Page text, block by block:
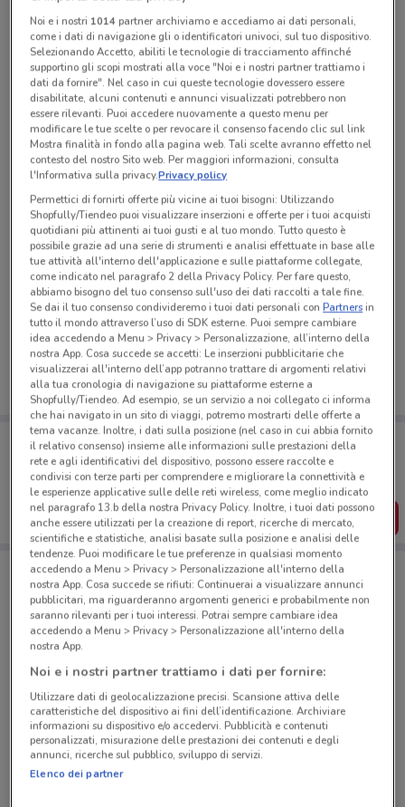
Tutte le promozioni di questo negozio
Ci dispiace, al momento non abbiamo pubblicato
volantini nella tua zona. Riprova più tardi.
Porta DoveConviene sempre con te!
Puoi trovare le migliori offerte dei negozi vicino a te,
salvarle e creare la tua lista del risparmio, comodamente
dal tuo cellulare.
SCARICA L’APP
Negozi Carrefour Express a San Donato Milanese
© MapTiler © OpenStreetMap contributors
Via Orti Farnesina, 83 Roma
1.1 km
APERTO
Noi e i nostri 1014partner archiviamo e accediamo ai dati personali,
come i dati di navigazione gli o identificatori univoci, sul tuo dispositivo.
Selezionando Accetto, abiliti le tecnologie di tracciamento affinché
supportino gli scopi mostrati alla voce "Noi e i nostri partner trattiamo i
dati da fornire". Nel caso in cui queste tecnologie dovessero essere
disabilitate, alcuni contenuti e annunci visualizzati potrebbero non
essere rilevanti. Puoi accedere nuovamente a questo menu per
modificare le tue scelte o per revocare il consenso facendo clic sul link
Mostra finalità in fondo alla pagina web. Tali scelte avranno effetto nel
contesto del nostro Sito web. Per maggiori informazioni, consulta
l'Informativa sulla privacy.Privacy policy
Permettici di fornirti offerte più vicine ai tuoi bisogni: Utilizzando
Shopfully/Tiendeo puoi visualizzare inserzioni e offerte per i tuoi acquisti
quotidiani più attinenti ai tuoi gusti e al tuo mondo. Tutto questo è
possibile grazie ad una serie di strumenti e analisi effettuate in base alle
tue attività all'interno dell'applicazione e sulle piattaforme collegate,
come indicato nel paragrafo 2 della Privacy Policy. Per fare questo,
abbiamo bisogno del tuo consenso sull'uso dei dati raccolti a tale fine.
Se dai il tuo consenso condivideremo i tuoi dati personali conPartnersin
tutto il mondo attraverso l’uso di SDK esterne. Puoi sempre cambiare
idea accedendo a Menu > Privacy > Personalizzazione, all’interno della
nostra App. Cosa succede se accetti: Le inserzioni pubblicitarie che
visualizzerai all'interno dell’app potranno trattare di argomenti relativi
alla tua cronologia di navigazione su piattaforme esterne a
Shopfully/Tiendeo. Ad esempio, se un servizio a noi collegato ci informa
che hai navigato in un sito di viaggi, potremo mostrarti delle offerte a
tema vacanze. Inoltre, i dati sulla posizione (nel caso in cui abbia fornito
il relativo consenso) insieme alle informazioni sulle prestazioni della
rete e agli identificativi del dispositivo, possono essere raccolte e
condivisi con terze parti per comprendere e migliorare la connettività e
le esperienze applicative sulle delle reti wireless, come meglio indicato
nel paragrafo 13.b della nostra Privacy Policy. Inoltre, i tuoi dati possono
anche essere utilizzati per la creazione di report, ricerche di mercato,
scientifiche e statistiche, analisi basate sulla posizione e analisi delle
tendenze. Puoi modificare le tue preferenze in qualsiasi momento
accedendo a Menu > Privacy > Personalizzazione all'interno della
nostra App. Cosa succede se rifiuti: Continuerai a visualizzare annunci
pubblicitari, ma riguarderanno argomenti generici e probabilmente non
saranno rilevanti per i tuoi interessi. Potrai sempre cambiare idea
accedendo a Menu > Privacy > Personalizzazione all'interno della
nostra App.
Noi e i nostri partner trattiamo i dati per fornire:
Utilizzare dati di geolocalizzazione precisi. Scansione attiva delle
caratteristiche del dispositivo ai fini dell’identificazione. Archiviare
informazioni su dispositivo e/o accedervi. Pubblicità e contenuti
personalizzati, misurazione delle prestazioni dei contenuti e degli
annunci, ricerche sul pubblico, sviluppo di servizi.
Elenco dei partner